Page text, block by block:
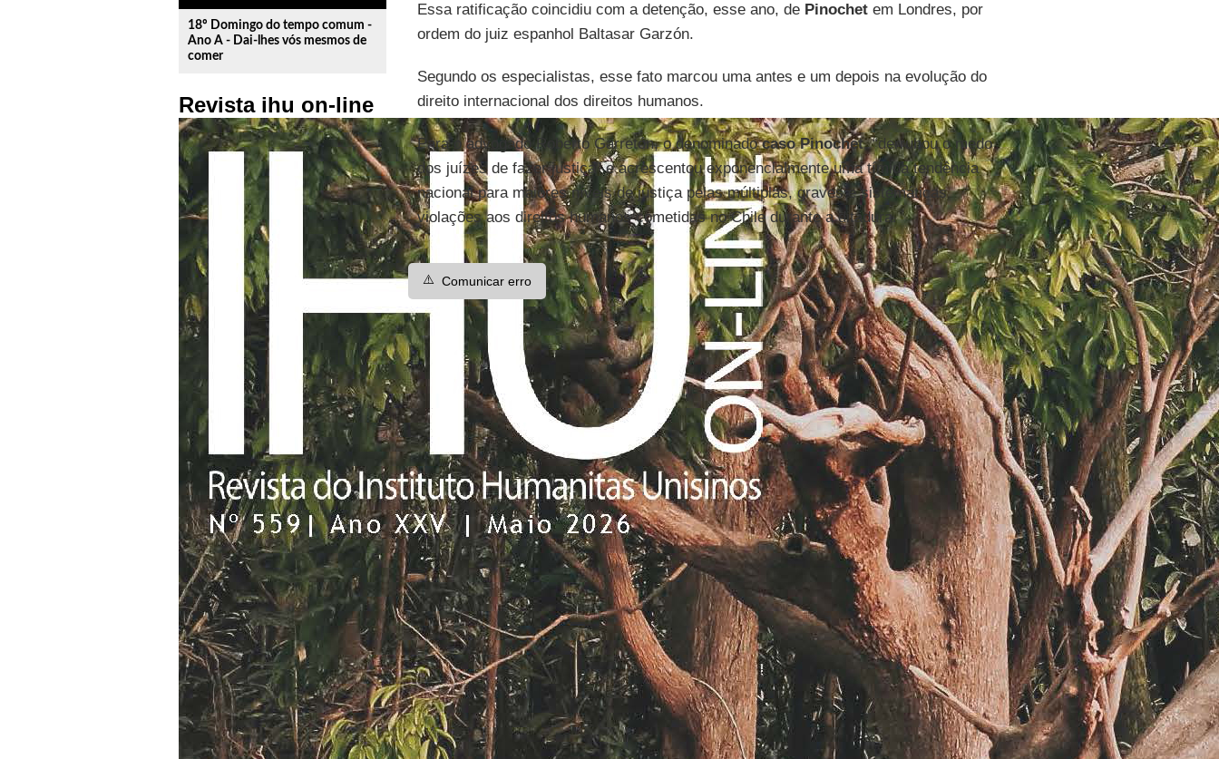
18º Domingo do tempo comum -
Ano A - Dai-lhes vós mesmos de
comer
Revista ihu on-line
Essa ratificação coincidiu com a detenção, esse ano, de Pinochetem Londres, por
ordem do juiz espanhol Baltasar Garzón.
Segundo os especialistas, esse fato marcou uma antes e um depois na evolução do
direito internacional dos direitos humanos.
Para o advogado Roberto Garretón, o denominadocaso Pinochet, “derrubou o medo
dos juízes de fazer justiça” e acrescentou exponencialmente uma tímida tendência
nacional para maiores níveis de justiça pelas múltiplas, graves e sistemáticas
violações aos direitos humanos cometidas no Chile durante a ditadura.
⚠️ Comunicar erro